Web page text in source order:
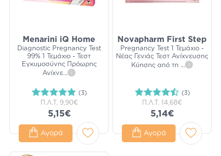
Menarini iQ Home
Diagnostic Pregnancy Test
99% 1 Τεμάχιο - Τεστ
Εγκυμοσύνης Πρόωρης
Ανίχνε... i
(3)
Π.Λ.Τ. 9,90€
5,15€
Αγορά
Novapharm First Step
Pregnancy Test 1 Τεμάχιο -
Νέας Γενιάς Τεστ Ανίχνευσης
Κύησης από τη ... i
(3)
Π.Λ.Τ. 14,68€
5,14€
Αγορά